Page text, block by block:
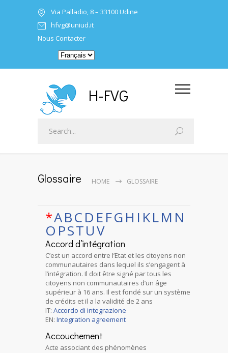
Via Palladio, 8 – 33100 Udine
hfvg@uniud.it
Nous Contacter
H-FVG
Glossaire HOME GLOSSAIRE
*ABCD EFGH I KLM N
O PSTUV
Accord d’intégration
C’est un accord entre l’Etat et les citoyens non
communautaires dans lequel ils s’engagent à
l’intégration. Il doit être signé par tous les
citoyens non communautaires d’un âge
supérieur à 16 ans. Il est fondé sur un système
de crédits et il a la validité de 2 ans
IT: Accordo di integrazione
EN: Integration agreement
Accouchement
Acte associant des phénomènes